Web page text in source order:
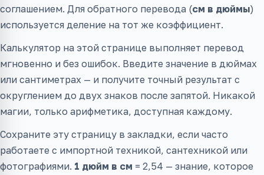
соглашением. Для обратного перевода (см в дюймы)
используется деление на тот же коэффициент.
Калькулятор на этой странице выполняет перевод
мгновенно и без ошибок. Введите значение в дюймах
или сантиметрах — и получите точный результат с
округлением до двух знаков после запятой. Никакой
магии, только арифметика, доступная каждому.
Сохраните эту страницу в закладки, если часто
работаете с импортной техникой, сантехникой или
фотографиями. 1 дюйм в см = 2,54 — знание, которое